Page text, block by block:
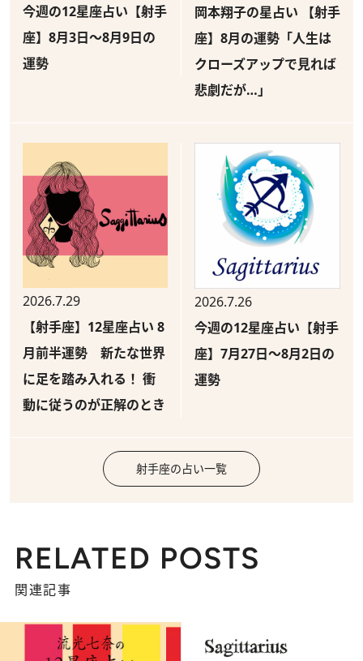
今週の12星座占い【射手
座】8月3日～8月9日の
運勢
岡本翔子の星占い 【射手
座】8月の運勢「人生は
クローズアップで見れば
悲劇だが…」
2026.7.29
【射手座】12星座占い 8
月前半運勢 新たな世界
に足を踏み入れる！ 衝
動に従うのが正解のとき
2026.7.26
今週の12星座占い【射手
座】7月27日～8月2日の
運勢
射手座の占い一覧
RELATED POSTS
関連記事